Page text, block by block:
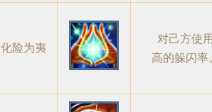
化险为夷
对己方使
高的躲闪率